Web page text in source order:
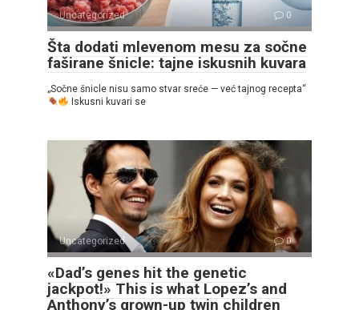
Uncategorized 0
Šta dodati mlevenom mesu za sočne
faširane šnicle: tajne iskusnih kuvara
„Sočne šnicle nisu samo stvar sreće — već tajnog recepta“
Iskusni kuvari se
Uncategorized 0
«Dad’s genes hit the genetic
jackpot!» This is what Lopez’s and
Anthony’s grown-up twin children